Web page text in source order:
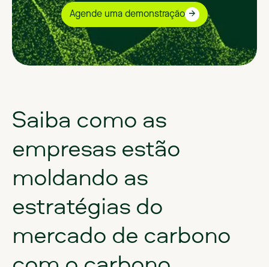
Agende uma demonstração
Saiba como as
empresas estão
moldando as
estratégias do
mercado de carbono